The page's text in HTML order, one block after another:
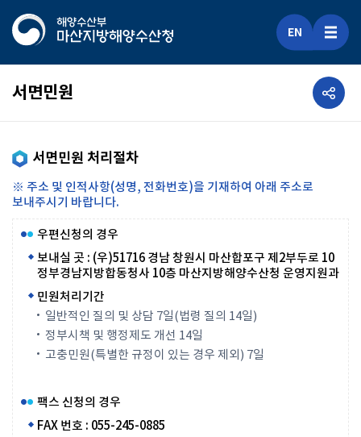
EN
서면민원 공유하기
서면민원 처리절차
※ 주소 및 인적사항(성명, 전화번호)을 기재하여 아래 주소로
보내주시기 바랍니다.
우편신청의 경우
보내실 곳 : (우)51716 경남 창원시 마산합포구 제2부두로 10
정부경남지방합동청사 10층 마산지방해양수산청 운영지원과
민원처리기간
일반적인 질의 및 상담 7일(법령 질의 14일)
정부시책 및 행정제도 개선 14일
고충민원(특별한 규정이 있는 경우 제외) 7일
팩스 신청의 경우
FAX 번호 : 055-245-0885